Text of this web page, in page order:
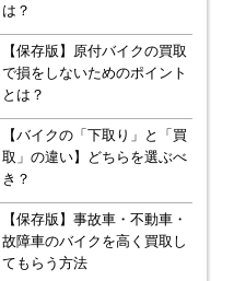
は？
【保存版】原付バイクの買取
で損をしないためのポイント
とは？
【バイクの「下取り」と「買
取」の違い】どちらを選ぶべ
き？
【保存版】事故車・不動車・
故障車のバイクを高く買取し
てもらう方法